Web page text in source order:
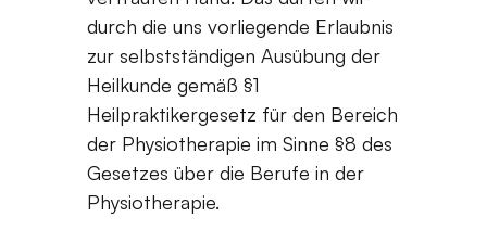
durch die uns vorliegende Erlaubnis
zur selbstständigen Ausübung der
Heilkunde gemäß §1
Heilpraktikergesetz für den Bereich
der Physiotherapie im Sinne §8 des
Gesetzes über die Berufe in der
Physiotherapie.